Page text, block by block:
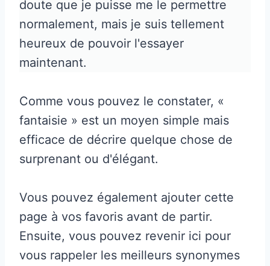
doute que je puisse me le permettre
normalement, mais je suis tellement
heureux de pouvoir l'essayer
maintenant.
Comme vous pouvez le constater, «
fantaisie » est un moyen simple mais
efficace de décrire quelque chose de
surprenant ou d'élégant.
Vous pouvez également ajouter cette
page à vos favoris avant de partir.
Ensuite, vous pouvez revenir ici pour
vous rappeler les meilleurs synonymes